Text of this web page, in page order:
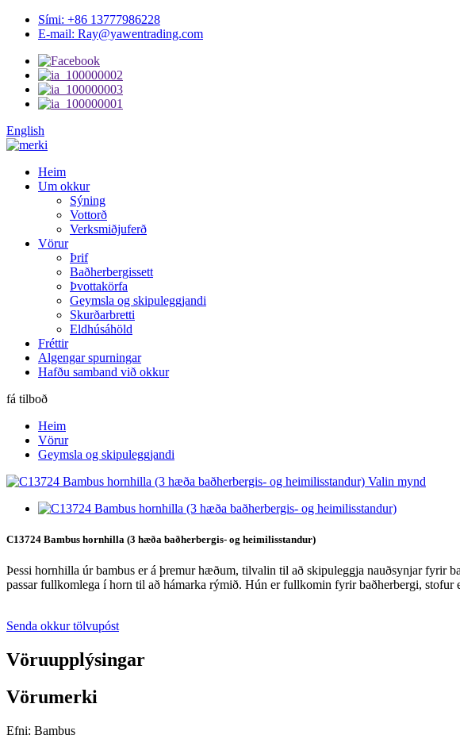
Sími: +86 13777986228
E-mail: Ray@yawentrading.com
English
Heim
Um okkur
Sýning
Vottorð
Verksmiðjuferð
Vörur
Þrif
Baðherbergissett
Þvottakörfa
Geymsla og skipuleggjandi
Skurðarbretti
Eldhúsáhöld
Fréttir
Algengar spurningar
Hafðu samband við okkur
fá tilboð
Heim
Vörur
Geymsla og skipuleggjandi
C13724 Bambus hornhilla (3 hæða baðherbergis- og heimilisstandur)
Þessi hornhilla úr bambus er á þremur hæðum, tilvalin til að skipuleggja nauðsynjar fyrir
passar fullkomlega í horn til að hámarka rýmið. Hún er fullkomin fyrir baðherbergi,
Senda okkur tölvupóst
Vöruupplýsingar
Vörumerki
Efni: Bambus